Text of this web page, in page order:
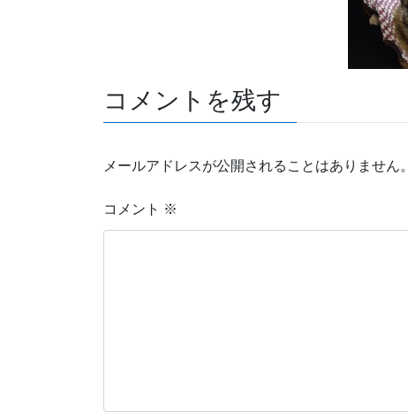
コメントを残す
メールアドレスが公開されることはありません。
コメント ※